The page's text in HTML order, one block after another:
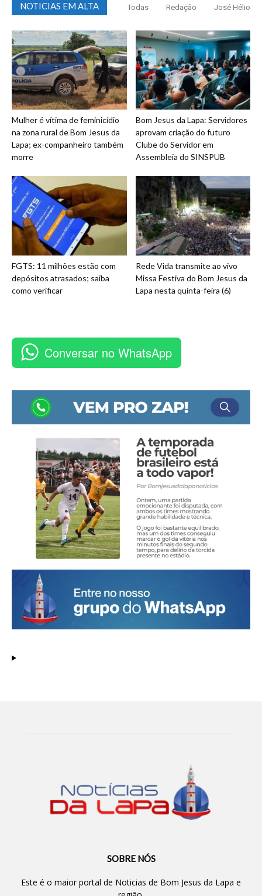
NOTICIAS EM ALTA Todas Redação José Hélio
Mulher é vítima de feminicídio
na zona rural de Bom Jesus da
Lapa; ex-companheiro também
morre
Bom Jesus da Lapa: Servidores
aprovam criação do futuro
Clube do Servidor em
Assembleia do SINSPUB
FGTS: 11 milhões estão com
depósitos atrasados; saiba
como verificar
Rede Vida transmite ao vivo
Missa Festiva do Bom Jesus da
Lapa nesta quinta-feira (6)
Conversar no WhatsApp
SOBRE NÓS
Este é o maior portal de Noticias de Bom Jesus da Lapa e